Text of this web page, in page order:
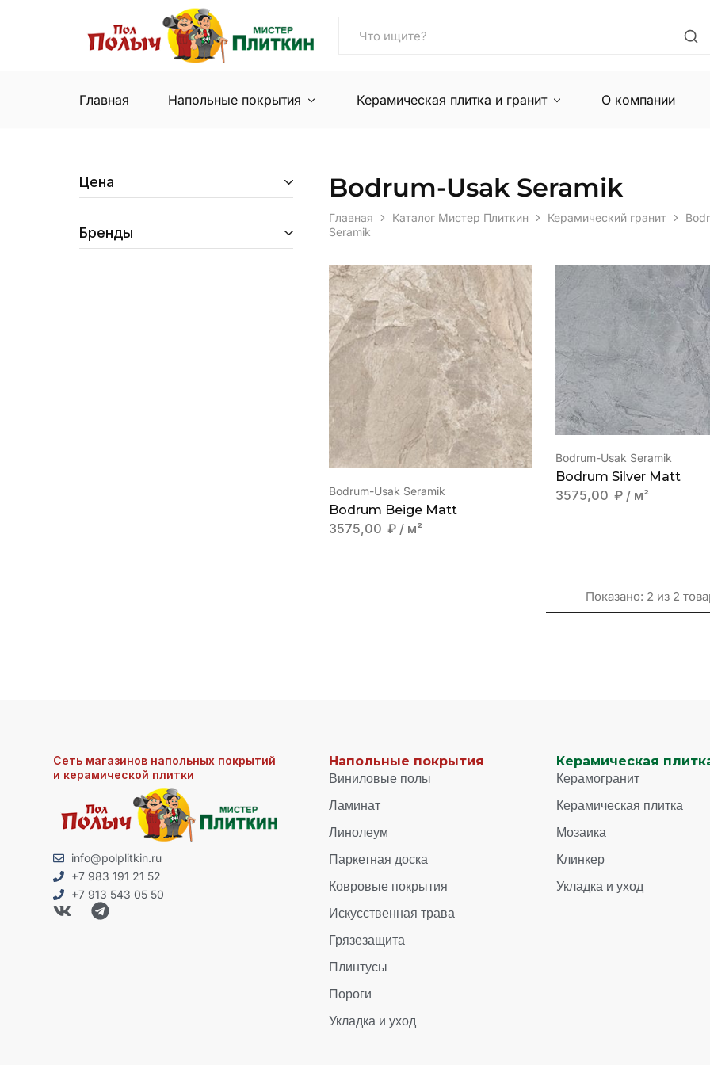
Пол
Полыч
Плиткин
Сеть
магазинов
и
керамической
Главная Напольные покрытия Керамическая плитка и гранит О компании
Bodrum-Usak Seramik
Главная Каталог Мистер Плиткин Керамический гранит
Seramik
Bodrum-Usak Seramik
Bodrum Beige Matt
3575,00 ₽ / м²
Bodrum-Usak Seramik
Bodrum Silver Matt
3575,00 ₽ / м²
Показано: 2 из 2
Цена
Бренды
Сеть магазинов напольных покрытий
и керамической плитки
info@polplitkin.ru
+7 983 191 21 52
+7 913 543 05 50
Напольные покрытия
Виниловые полы
Ламинат
Линолеум
Паркетная доска
Ковровые покрытия
Искусственная трава
Грязезащита
Плинтусы
Пороги
Укладка и уход
Керамическая
Керамогранит
Керамическая плитка
Мозаика
Клинкер
Укладка и уход